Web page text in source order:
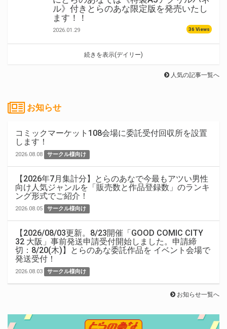
ル》付きとらのあな限定版を発売いたし
ます！！
2026.01.29 36 Views
続きを表示(デイリー)
人気の記事一覧へ
お知らせ
コミックマーケット108会場に委託受付回収所を設置
します！
2026.08.08 サークル様向け
【2026年7月集計分】とらのあなで今最もアツい男性
向け人気ジャンルを「販売数と作品登録数」のランキ
ング形式でご紹介！
2026.08.05 サークル様向け
【2026/08/03更新。8/23開催「GOOD COMIC CITY
32 大阪」事前発送申請受付開始しました。申請締
切：8/20(木)】とらのあな委託作品を イベント会場で
発送受付！
2026.08.03 サークル様向け
お知らせ一覧へ